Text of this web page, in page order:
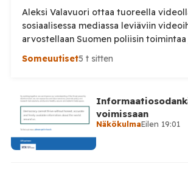
Aleksi Valavuori ottaa tuoreella
sosiaalisessa mediassa leviäviin
arvostellaan Suomen poliisin toimintaa
voimankäyttöä. Valavuoren mukaan
videollaan esiin ilmiön, jonka hän
sosiaalisessa mediassa: videot poliisin
erityisesti tilanteista, joissa poliisin
arvostellaan. Tilaa Posi TV […]
Someuutiset5 t sitten
voimissaan
NäkökulmaEilen 19:01